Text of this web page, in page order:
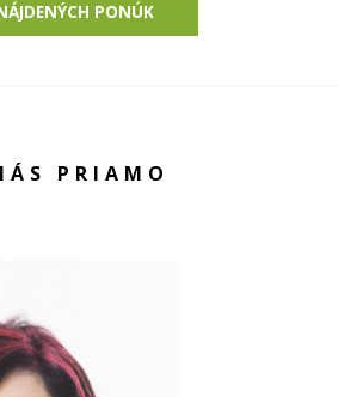
PONÚK
PRIAMO